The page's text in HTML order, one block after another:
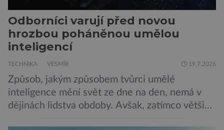
Odborníci varují před novou
hrozbou poháněnou umělou
inteligencí
TECHNIKA VESMÍR 19.7.2026
Způsob, jakým způsobem tvůrci umělé
inteligence mění svět ze dne na den, nemá v
dějinách lidstva obdoby. Avšak, zatímco většina